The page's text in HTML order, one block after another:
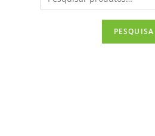
PESQUISA